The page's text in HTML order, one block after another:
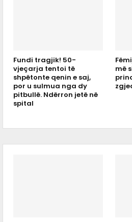
Fundi tragjik! 50-
vjeçarja tentoi të
shpëtonte qenin e saj,
por u sulmua nga dy
pitbullë. Ndërron jetë në
spital
më